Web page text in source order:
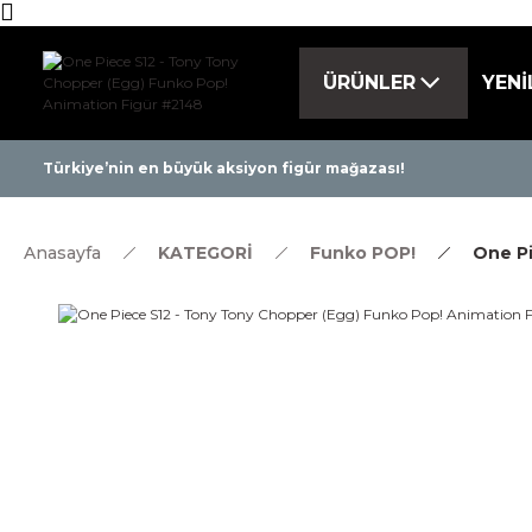
ÜRÜNLER
Türkiye’nin en büyük aksiyon figür mağazası! Tüm
Anasayfa KATEGORİ Funko POP! One